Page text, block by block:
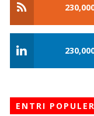
ENTRI POPULER